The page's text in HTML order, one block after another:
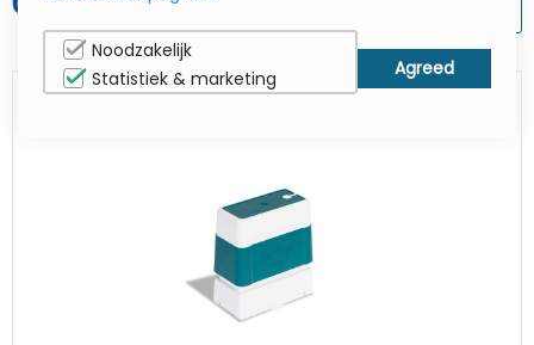
Noodzakelijk
Statistiek & marketing